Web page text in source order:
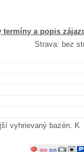
termíny a popis
Strava: bez
vyhrievaný bazén. K